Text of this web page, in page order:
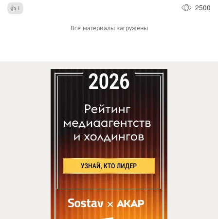
1 2500
Все материалы загружены